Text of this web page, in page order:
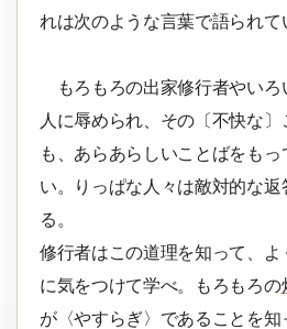
れは次のような言葉で語られて
もろもろの出家修行者やいろ
人に辱められ、その〔不快な
も、あらあらしいことばをも
い。りっぱな人々は敵対的な
る。
修行者はこの道理を知って、
に気をつけて学べ。もろもろの
が〈やすらぎ〉であることを